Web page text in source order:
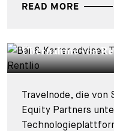
READ MORE
Übernahme von
Travelnode, die von
Equity Partners